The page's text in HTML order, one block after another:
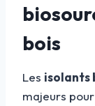
bois
Les isolants
majeurs